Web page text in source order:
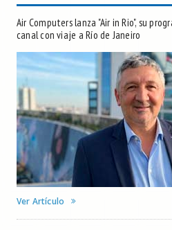
Air Computers lanza "Air in Rio", su
canal con viaje a Río de Janeiro
Ver Artículo